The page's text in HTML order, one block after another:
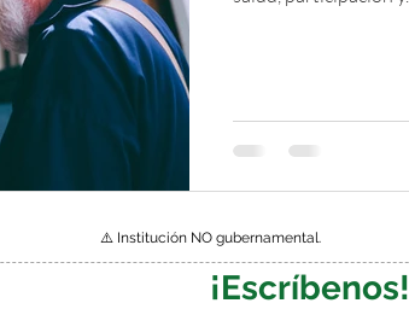
⚠️ Institución NO gubernamental.
¡Escríbenos!